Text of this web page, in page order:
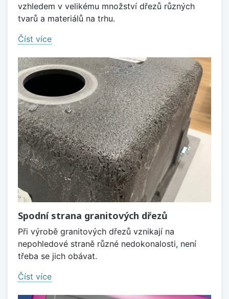
vzhledem v velikému množství dřezů různých
tvarů a materiálů na trhu.
Číst více
Spodní strana granitových dřezů
Při výrobě granitových dřezů vznikají na
nepohledové straně různé nedokonalosti, není
třeba se jich obávat.
Číst více